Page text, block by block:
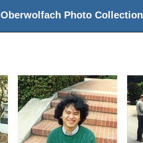
Oberwolfach Photo Collection